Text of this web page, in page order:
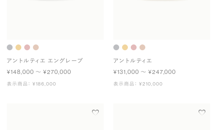
アントルティエ エングレーブ
¥148,000 〜 ¥270,000
表示商品： ¥186,000
アントルティエ
¥131,000 〜 ¥247,000
表示商品： ¥210,000